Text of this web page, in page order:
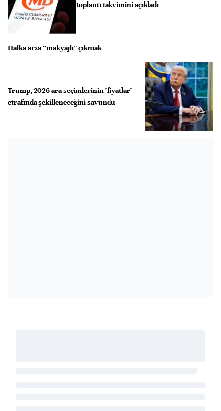
toplantı takvimini açıkladı
Halka arza “makyajlı” çıkmak
Trump, 2026 ara seçimlerinin "fiyatlar"
etrafında şekilleneceğini savundu